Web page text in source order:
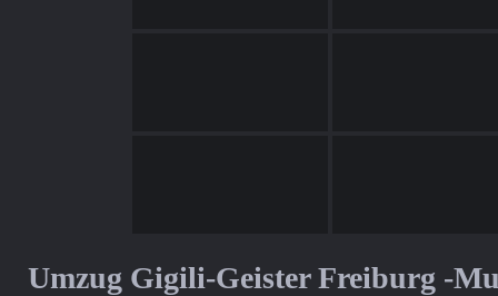
Umzug Gigili-Geister Freiburg -